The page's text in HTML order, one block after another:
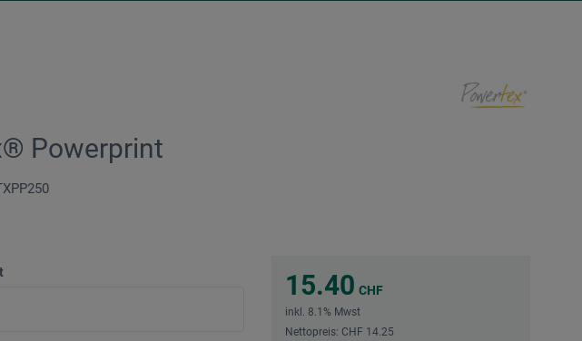
Powerprint
15.40 CHF
inkl. 8.1% Mwst
Nettopreis: CHF 14.25